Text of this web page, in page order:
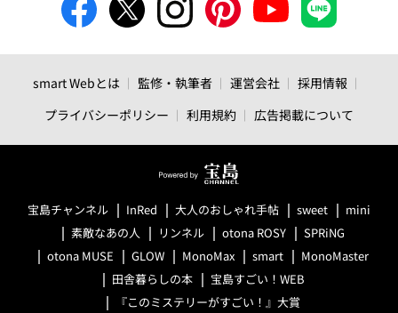
smart Webとは 監修・執筆者 運営会社
採用情報
プライバシーポリシー
利用規約 広告掲載について
宝島チャンネル InRed 大人のおしゃれ手帖 sweet
mini
素敵なあの人
リンネル otona ROSY
SPRiNG
otona MUSE
GLOW MonoMax smart
MonoMaster
田舎暮らしの本
宝島すごい！WEB
『このミステリーがすごい！』大賞